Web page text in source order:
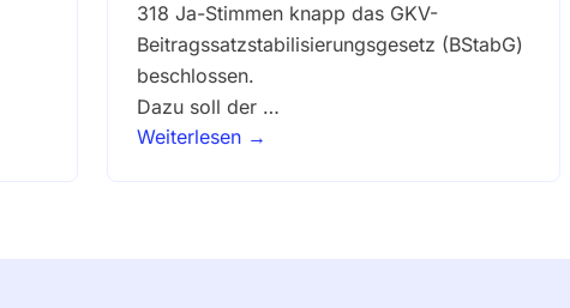
318 Ja-Stimmen knapp das GKV-
Beitragssatzstabilisierungsgesetz (BStabG)
beschlossen.
Dazu soll der …
Weiterlesen →